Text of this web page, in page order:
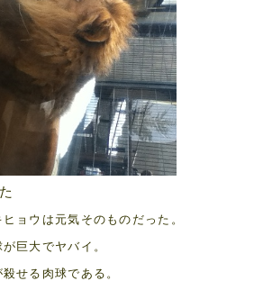
ョウは元気そのものだった。
巨大でヤバイ。
せる肉球である。